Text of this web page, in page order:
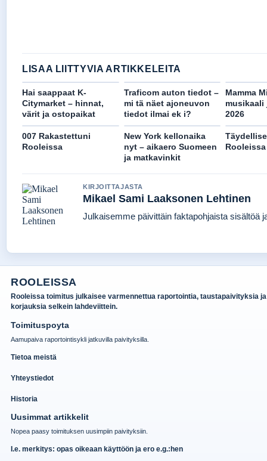
LISAA LIITTYVIA ARTIKKELEITA
Hai saappaat K-
Citymarket – hinnat,
värit ja ostopaikat
Traficom auton tiedot –
mi tä näet ajoneuvon
tiedot ilmai ek i?
Mamma
musikaali
2026
007 Rakastettuni
Rooleissa
New York kellonaika
nyt – aikaero Suomeen
ja matkavinkit
Rooleissa
KIRJOITTAJASTA
Mikael Sami Laaksonen Lehtinen
Julkaisemme päivittäin faktapohjaista sisältöä
ROOLEISSA
Rooleissa toimitus julkaisee varmennettua raportointia, taustapaivityksia ja
korjauksia selkein lahdeviittein.
Toimituspoyta
Aamupaiva raportointisykli jatkuvilla paivityksilla.
Tietoa meistä
Yhteystiedot
Historia
Uusimmat artikkelit
Nopea paasy toimituksen uusimpiin paivityksiin.
I.e. merkitys: opas oikeaan käyttöön ja ero e.g.:hen